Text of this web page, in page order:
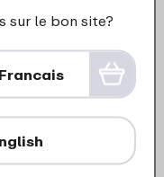
sur le bon site?